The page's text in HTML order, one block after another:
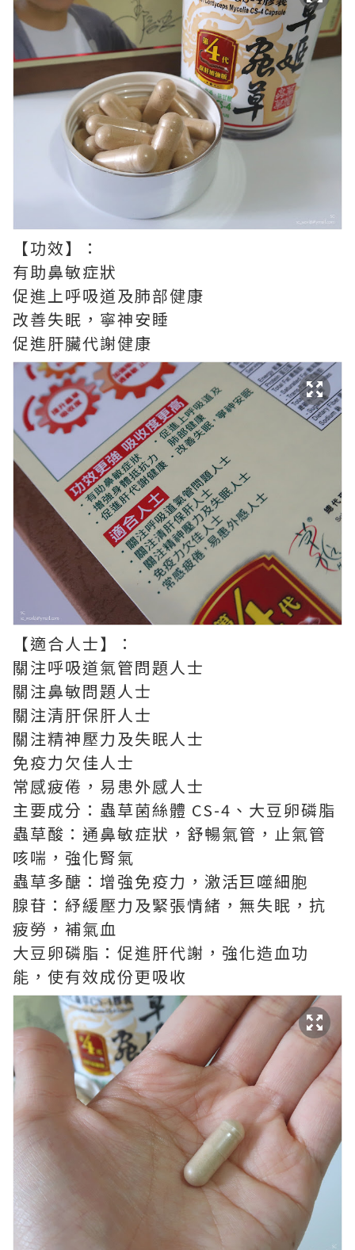
【功效】：
有助鼻敏症狀
促進上呼吸道及肺部健康
改善失眠，寧神安睡
促進肝臟代謝健康
【適合人士】：
關注呼吸道氣管問題人士
關注鼻敏問題人士
關注清肝保肝人士
關注精神壓力及失眠人士
免疫力欠佳人士
常感疲倦，易患外感人士
主要成分：蟲草菌絲體 CS-4、大豆卵磷脂
蟲草酸：通鼻敏症狀，舒暢氣管，止氣管
咳喘，強化腎氣
蟲草多醣：增強免疫力，激活巨噬細胞
腺苷：紓緩壓力及緊張情緒，無失眠，抗
疲勞，補氣血
大豆卵磷脂：促進肝代謝，強化造血功
能，使有效成份更吸收